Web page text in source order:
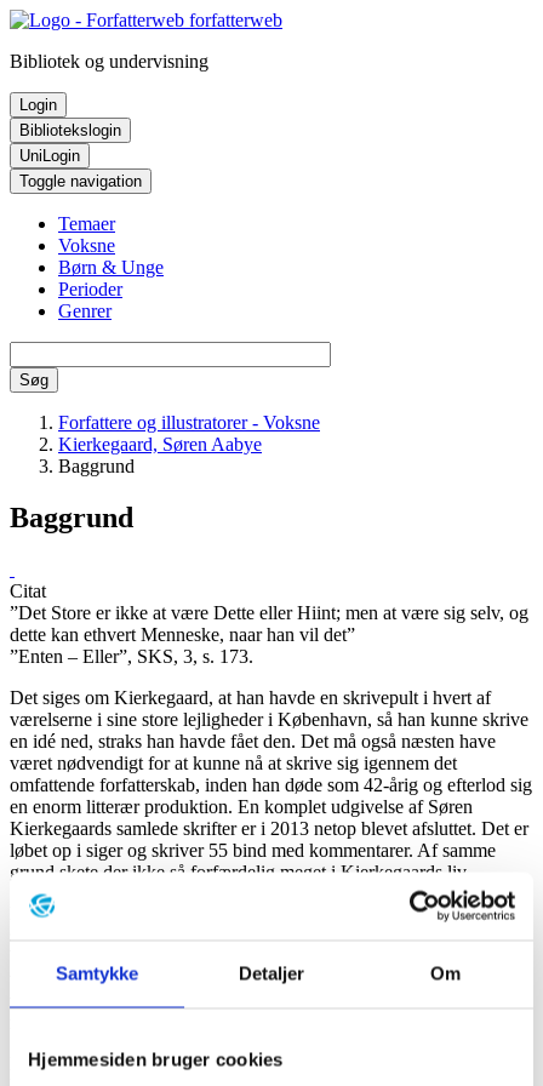
Samtykke Detaljer Om
Hjemmesiden bruger cookies
Hop
indhold
forfatterweb
Bibliotek og undervisning
Login
Bibliotekslogin
UniLogin
Toggle navigation
Hovedmenu
Temaer
Voksne
Børn & Unge
Perioder
Genrer
Søg
Forfattere og illustratorer - Voksne
Kierkegaard, Søren Aabye
Baggrund
Baggrund
Citat
”Det Store er ikke at være Dette eller Hiint; men at være sig selv, og
dette kan ethvert Menneske, naar han vil det”
”Enten – Eller”, SKS, 3, s. 173.
Det siges om Kierkegaard, at han havde en skrivepult i hvert af
værelserne i sine store lejligheder i København, så han kunne skrive
en idé ned, straks han havde fået den. Det må også næsten have
været nødvendigt for at kunne nå at skrive sig igennem det
omfattende forfatterskab, inden han døde som 42-årig og efterlod sig
en enorm litterær produktion. En komplet udgivelse af Søren
Kierkegaards samlede skrifter er i 2013 netop blevet afsluttet. Det er
løbet op i siger og skriver 55 bind med kommentarer. Af samme
grund skete der ikke så forfærdelig meget i Kierkegaards liv.
Han blev født i 1813 på Nytorv i København som den yngste af en
søskendeflok på syv. Faren havde arbejdet sig op i systemet og var
temmelig mange penge, hvilket forfattersønnen nød godt af. Ja, det
Den unge Kierkegaard begyndte efter studentereksamen fra